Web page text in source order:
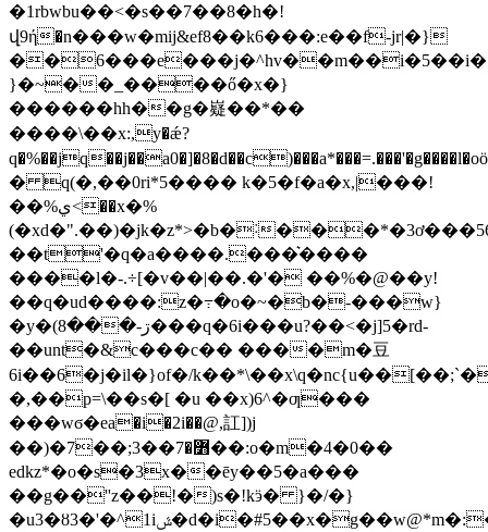
�1rbwbu��<�s��7��8�h�!
վ9ή�n���w�mij&ef8��k6���:e��f-jr|�}
}�~��_����ő�x�}
������hh��g�嶷��*��
����\��x:,y�ǽ?
� q(�,��0ri*5���� k�5�f�a�x,|���!
��%ي<��x�%
(�xd�".��)�jk�z*>�b�˸
��t'�q�a����.���͛����
����l�-.÷[�v��|��.�'� ��%�@��y!
��q�ud����:z�߹�o�~�b�-���w}
�y�(ڗ-���8���q�6i���u?��<�j]5�rd-
��unt�&c���c�� ����m�豆
6i��6�j�il�}of�/
�,��p=\��s�[ �u ��x)6^�ƣ���
���wϭ�ea�i�2i��@,訌])j
��)�7��;߻�7��3��:o�m�4�0��
edkz*�o�s�3x��ēy��5�a���
��g��''z��!�)s�!kӭ� }�/�}
�u3�ȣ3�'�^1iݜ�d�i�#5��x�g��w@*m�:��4�\e��r���]:�